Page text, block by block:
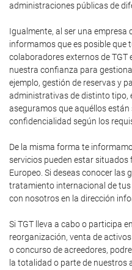
administraciones públicas de
Igualmente, al ser una
informamos que es posible que
colaboradores externos de
nuestra confianza para
ejemplo, gestión de reservas y
administrativas de distinto tipo,
aseguramos que aquéllos
confidencialidad según los
De la misma forma te
servicios pueden estar situados
Europeo. Si deseas conocer
tratamiento internacional de
con nosotros en la dirección
Si TGT lleva a cabo o participa
reorganización, venta de
o concurso de acreedores,
la totalidad o parte de nuestros